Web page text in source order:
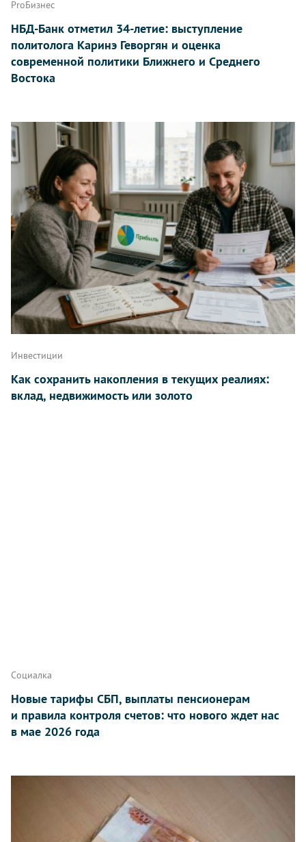
ProБизнес
НБД-Банк отметил 34-летие: выступление
политолога Каринэ Геворгян и оценка
современной политики Ближнего и Среднего
Востока
Инвестиции
Как сохранить накопления в текущих реалиях:
вклад, недвижимость или золото
Социалка
Новые тарифы СБП, выплаты пенсионерам
и правила контроля счетов: что нового ждет нас
в мае 2026 года